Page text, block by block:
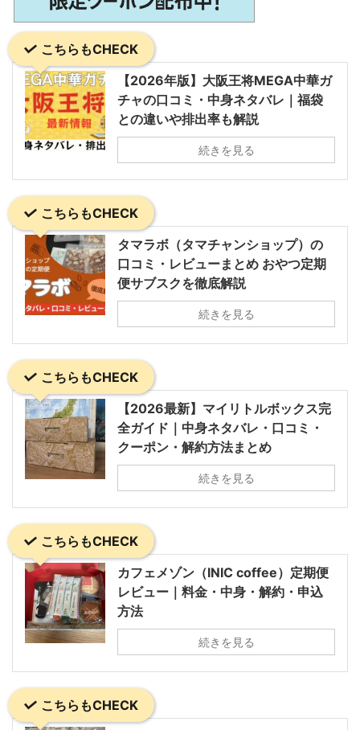
こちらもCHECK
【2026年版】大阪王将MEGA中華ガ
チャの口コミ・中身ネタバレ｜福袋
との違いや排出率も解説
続きを見る
こちらもCHECK
タマラボ（タマチャンショップ）の
口コミ・レビューまとめ おやつ定期
便サブスクを徹底解説
続きを見る
こちらもCHECK
【2026最新】マイリトルボックス完
全ガイド｜中身ネタバレ・口コミ・
クーポン・解約方法まとめ
続きを見る
こちらもCHECK
カフェメゾン（INIC coffee）定期便
レビュー｜料金・中身・解約・申込
方法
続きを見る
こちらもCHECK